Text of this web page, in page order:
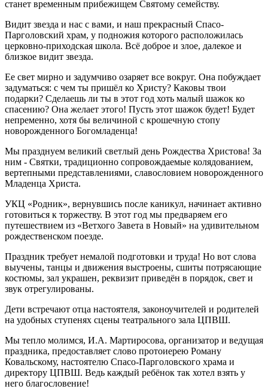
станет временным прибежищем Святому семейству.
Видит звезда и нас с вами, и наш прекрасный Спасо-
Парголовский храм, у подножия которого расположилась
церковно-приходская школа. Всё доброе и злое, далекое и
близкое видит звезда.
Ее свет мирно и задумчиво озаряет все вокруг. Она побуждает
задуматься: с чем ты пришёл ко Христу? Каковы твои
подарки? Сделаешь ли ты в этот год хоть малый шажок ко
спасению? Она желает этого! Пусть этот шажок будет! Будет
непременно, хотя бы величиной с крошечную стопу
новорожденного Богомладенца!
Мы празднуем великий светлый день Рождества Христова! За
ним - Святки, традиционно сопровождаемые колядованием,
вертепными представлениями, славословием новорожденного
Младенца Христа.
УКЦ «Родник», вернувшись после каникул, начинает активно
готовиться к торжеству. В этот год мы предваряем его
путешествием из «Ветхого Завета в Новый» на удивительном
рождественском поезде.
Праздник требует немалой подготовки и труда! Но вот слова
выучены, танцы и движения выстроены, сшиты потрясающие
костюмы, зал украшен, реквизит приведён в порядок, свет и
звук отрегулированы.
Дети встречают отца настоятеля, законоучителей и родителей
на удобных ступенях сцены театрального зала ЦПВШ.
Мы тепло молимся, И.А. Мартиросова, организатор и ведущая
праздника, предоставляет слово протоиерею Роману
Ковальскому, настоятелю Спасо-Парголовского храма и
директору ЦПВШ. Ведь каждый ребёнок так хотел взять у
него благословение!